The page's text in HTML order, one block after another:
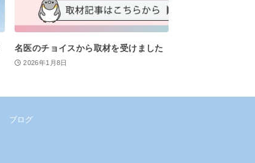
名医のチョイスから取材を受けました
2026年1月8日
ブログ